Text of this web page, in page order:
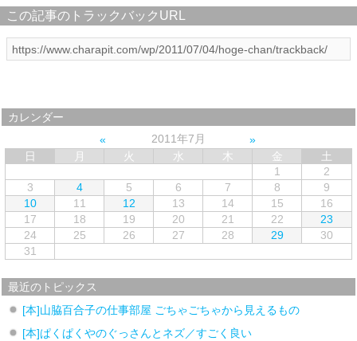
この記事のトラックバックURL
カレンダー
2011年7月
日
月 火 水 木 金
土
1
2
3
4 5 6 7 8
9
10
11 12 13 14 15
16
17
18 19 20 21 22
23
24
25 26 27 28 29
30
31
最近のトピックス
[本]山脇百合子の仕事部屋 ごちゃごちゃから見えるもの
[本]ぱくぱくやのぐっさんとネズ／すごく良い